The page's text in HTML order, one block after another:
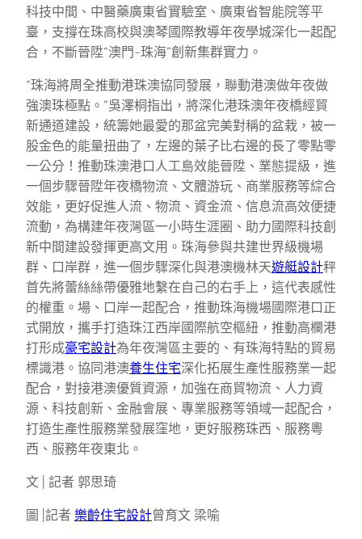
科技中間、中醫藥廣東省實驗室、廣東省智能院等平
臺，支撐在珠高校與澳琴國際教導年夜學城深化一起配
合，不斷晉陞“澳門-珠海”創新集群實力。
“珠海將周全推動港珠澳協同發展，聯動港澳做年夜做
強澳珠極點。”吳澤桐指出，將深化港珠澳年夜橋經貿
新通道建設，統籌她最愛的那盆完美對稱的盆栽，被一
股金色的能量扭曲了，左邊的葉子比右邊的長了零點零
一公分！推動珠澳港口人工島效能晉陞、業態提級，進
一個步驟晉陞年夜橋物流、文體游玩、商業服務等綜合
效能，更好促進人流、物流、資金流、信息流高效便捷
流動，為構建年夜灣區一小時生涯圈、助力國際科技創
新中間建設發揮更高文用。珠海參與共建世界級機場
群、口岸群，進一個步驟深化與港澳機林天遊艇設計秤
首先將蕾絲絲帶優雅地繫在自己的右手上，這代表感性
的權重。場、口岸一起配合，推動珠海機場國際港口正
式開放，攜手打造珠江西岸國際航空樞紐，推動高欄港
打形成豪宅設計為年夜灣區主要的、有珠海特點的貿易
標識港。協同港澳養生住宅深化拓展生產性服務業一起
配合，對接港澳優質資源，加強在商貿物流、人力資
源、科技創新、金融會展、專業服務等領域一起配合，
打造生產性服務業發展窪地，更好服務珠西、服務粵
西、服務年夜東北。
文 | 記者 郭思琦
圖 |記者 樂齡住宅設計曾育文 梁喻